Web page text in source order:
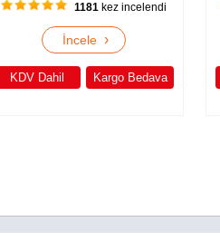
1181kez incelendi
İncele ›
KDV Dahil Kargo Bedava